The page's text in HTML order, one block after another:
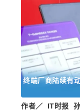
终端厂商陆续有
作者／ IT时报